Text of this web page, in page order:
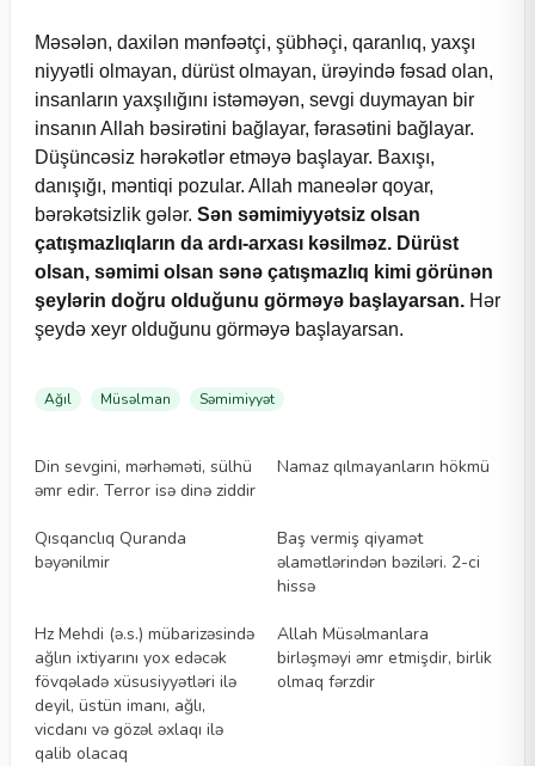
Məsələn, daxilən mənfəətçi, şübhəçi, qaranlıq, yaxşı
niyyətli olmayan, dürüst olmayan, ürəyində fəsad olan,
insanların yaxşılığını istəməyən, sevgi duymayan bir
insanın Allah bəsirətini bağlayar, fərasətini bağlayar.
Düşüncəsiz hərəkətlər etməyə başlayar. Baxışı,
danışığı, məntiqi pozular. Allah maneələr qoyar,
bərəkətsizlik gələr. Sən səmimiyyətsiz olsan
çatışmazlıqların da ardı-arxası kəsilməz. Dürüst
olsan, səmimi olsan sənə çatışmazlıq kimi görünən
şeylərin doğru olduğunu görməyə başlayarsan. Hər
şeydə xeyr olduğunu görməyə başlayarsan.
Ağıl Müsəlman Səmimiyyət
Din sevgini, mərhəməti, sülhü
əmr edir. Terror isə dinə ziddir
Namaz qılmayanların hökmü
Qısqanclıq Quranda
bəyənilmir
Baş vermiş qiyamət
əlamətlərindən bəziləri. 2-ci
hissə
Hz Mehdi (ə.s.) mübarizəsində
ağlın ixtiyarını yox edəcək
fövqəladə xüsusiyyətləri ilə
deyil, üstün imanı, ağlı,
vicdanı və gözəl əxlaqı ilə
qalib olacaq
Allah Müsəlmanlara
birləşməyi əmr etmişdir, birlik
olmaq fərzdir